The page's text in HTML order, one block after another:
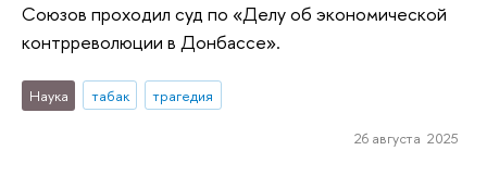
Союзов проходил суд по «Делу об экономической
контрреволюции в Донбассе».
Наука табак трагедия
26 августа 2025